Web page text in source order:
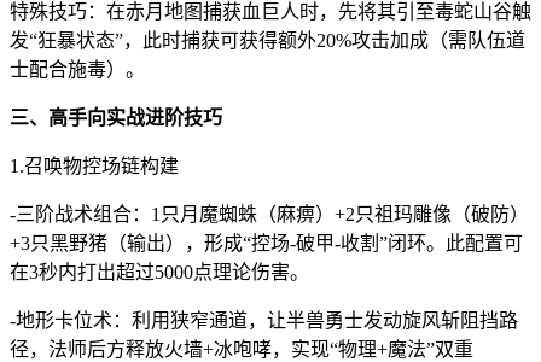
特殊技巧：在赤月地图捕获血巨人时，先将其引至毒蛇山谷触
发“狂暴状态”，此时捕获可获得额外20%攻击加成（需队伍道
士配合施毒）。
三、高手向实战进阶技巧
1.召唤物控场链构建
-三阶战术组合：1只月魔蜘蛛（麻痹）+2只祖玛雕像（破防）
+3只黑野猪（输出），形成“控场-破甲-收割”闭环。此配置可
在3秒内打出超过5000点理论伤害。
-地形卡位术：利用狭窄通道，让半兽勇士发动旋风斩阻挡路
径，法师后方释放火墙+冰咆哮，实现“物理+魔法”双重